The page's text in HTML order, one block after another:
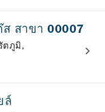
สาขา 00007
ตภูมิ,
ล์